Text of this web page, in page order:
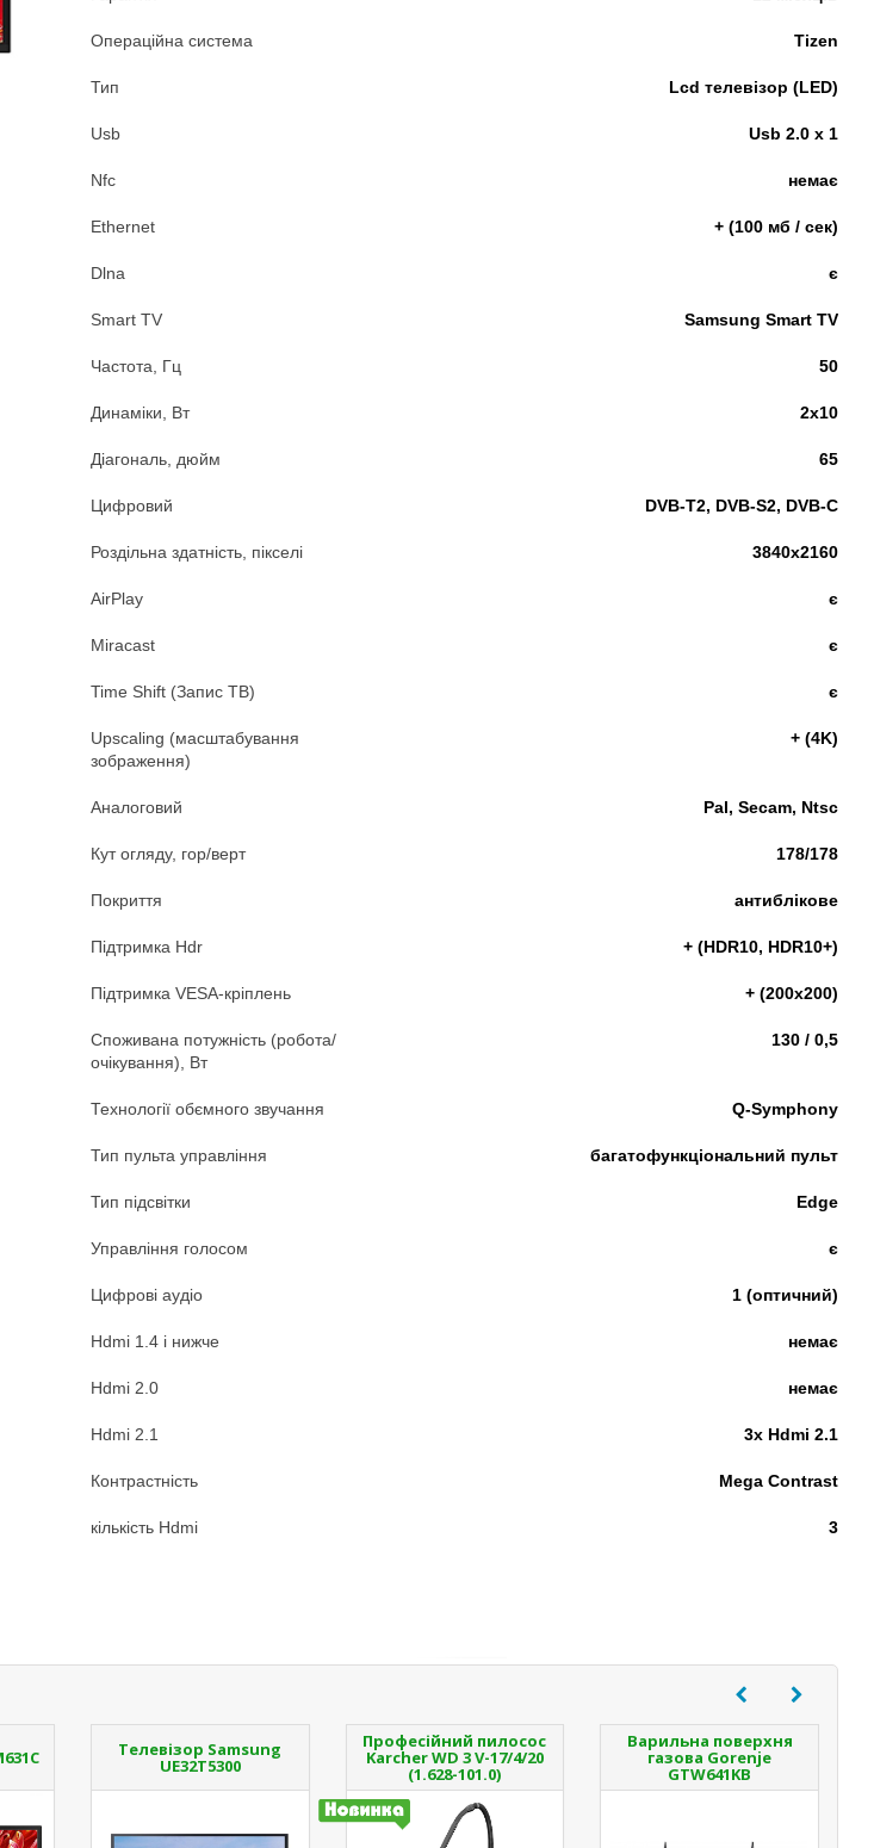
Операційна система Tizen
Тип Lcd телевізор (LED)
Usb Usb 2.0 х 1
Nfc немає
Ethernet + (100 мб / сек)
Dlna є
Smart TV Samsung Smart TV
Частота, Гц 50
Динаміки, Вт 2х10
Діагональ, дюйм 65
Цифровий DVB-T2, DVB-S2, DVB-C
Роздільна здатність, пікселі 3840x2160
AirPlay є
Miracast є
Time Shift (Запис ТВ) є
Upscaling (масштабування
зображення)
+ (4K)
Аналоговий Pal, Secam, Ntsc
Кут огляду, гор/верт 178/178
Покриття антиблікове
Підтримка Hdr + (HDR10, HDR10+)
Підтримка VESA-кріплень + (200х200)
Споживана потужність (робота/
очікування), Вт
130 / 0,5
Технології обємного звучання Q-Symphony
Тип пульта управління багатофункціональний пульт
Тип підсвітки Edge
Управління голосом є
Цифрові аудіо 1 (оптичний)
Hdmi 1.4 і нижче немає
Hdmi 2.0 немає
Hdmi 2.1 3x Hdmi 2.1
Контрастність Mega Contrast
кількість Hdmi 3
Телевізор Samsung
UE32T5300
Професійний пилосос
Karcher WD 3 V-17/4/20
(1.628-101.0)
Варильна поверхня
газова Gorenje
GTW641KB